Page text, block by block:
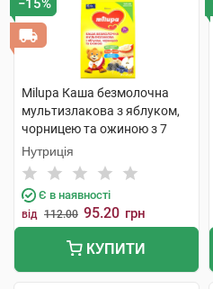
−15%
Milupa Каша безмолочна
мультизлакова з яблуком,
чорницею та ожиною з 7
місяців 170 г 1 пакет
Нутриція
Є в наявності
від 112.00 95.20 грн
КУПИТИ